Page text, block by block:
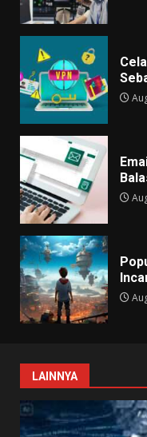
LAINNYA